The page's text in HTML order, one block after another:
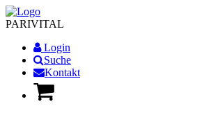
PARIVITAL
Login
Suche
Kontakt